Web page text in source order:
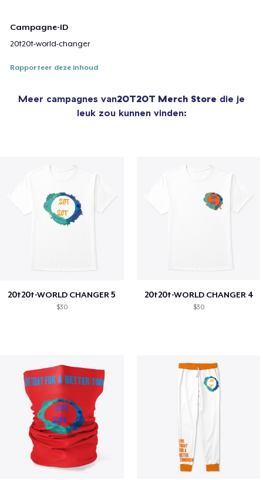
Campagne-ID
20t20t-world-changer
Rapporteer deze inhoud
Meer campagnes van20T20T Merch Store die je
leuk zou kunnen vinden:
20t20t-WORLD CHANGER 5
$30
20t20t-WORLD CHANGER 4
$30